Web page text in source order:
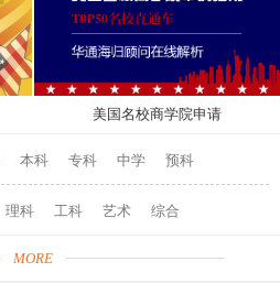
美国名校商学院申请
本科 专科 中学 预科
理科 工科 艺术 综合
MORE